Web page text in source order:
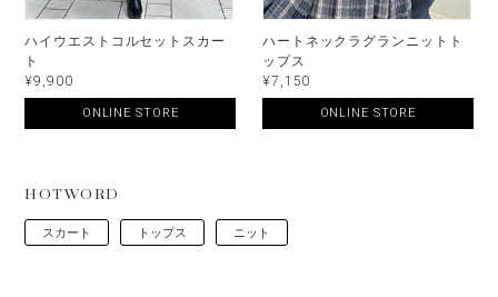
ハイウエストコルセットスカー
ト
¥9,900
ONLINE STORE
ハートネックラグランニットト
ップス
¥7,150
ONLINE STORE
HOTWORD
スカート トップス ニット